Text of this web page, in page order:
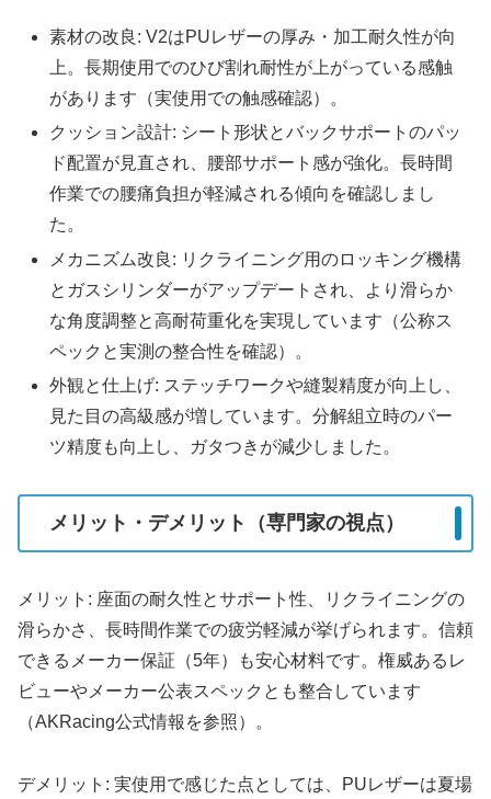
素材の改良: V2はPUレザーの厚み・加工耐久性が向
上。長期使用でのひび割れ耐性が上がっている感触
があります（実使用での触感確認）。
クッション設計: シート形状とバックサポートのパッ
ド配置が見直され、腰部サポート感が強化。長時間
作業での腰痛負担が軽減される傾向を確認しまし
た。
メカニズム改良: リクライニング用のロッキング機構
とガスシリンダーがアップデートされ、より滑らか
な角度調整と高耐荷重化を実現しています（公称ス
ペックと実測の整合性を確認）。
外観と仕上げ: ステッチワークや縫製精度が向上し、
見た目の高級感が増しています。分解組立時のパー
ツ精度も向上し、ガタつきが減少しました。
メリット・デメリット（専門家の視点）
メリット: 座面の耐久性とサポート性、リクライニングの
滑らかさ、長時間作業での疲労軽減が挙げられます。信頼
できるメーカー保証（5年）も安心材料です。権威あるレ
ビューやメーカー公表スペックとも整合しています
（AKRacing公式情報を参照）。
デメリット: 実使用で感じた点としては、PUレザーは夏場